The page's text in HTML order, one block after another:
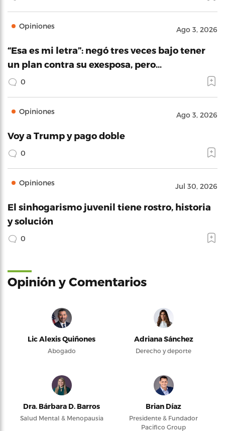
Opiniones Ago 3, 2026
“Esa es mi letra”: negó tres veces bajo tener
un plan contra su exesposa, pero…
0
Opiniones Ago 3, 2026
Voy a Trump y pago doble
0
Opiniones Jul 30, 2026
El sinhogarismo juvenil tiene rostro, historia
y solución
0
Opinión y Comentarios
Lic Alexis Quiñones
Abogado
Adriana Sánchez
Derecho y deporte
Dra. Bárbara D. Barros
Salud Mental & Menopausia
Brian Díaz
Presidente & Fundador
Pacifico Group